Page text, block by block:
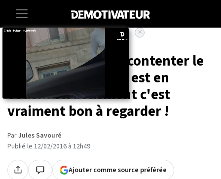
Lifestyle Insolite
20 photos qui vont contenter le
perfectionniste qui est en
vous... Visuellement c'est
vraiment bon à regarder !
ParJules Savouré
Publié le 12/02/2016 à 12h49
Ajouter comme source préférée
×